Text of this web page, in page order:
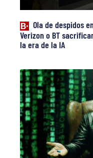
Ola de despidos
Verizon o BT
la era de la IA